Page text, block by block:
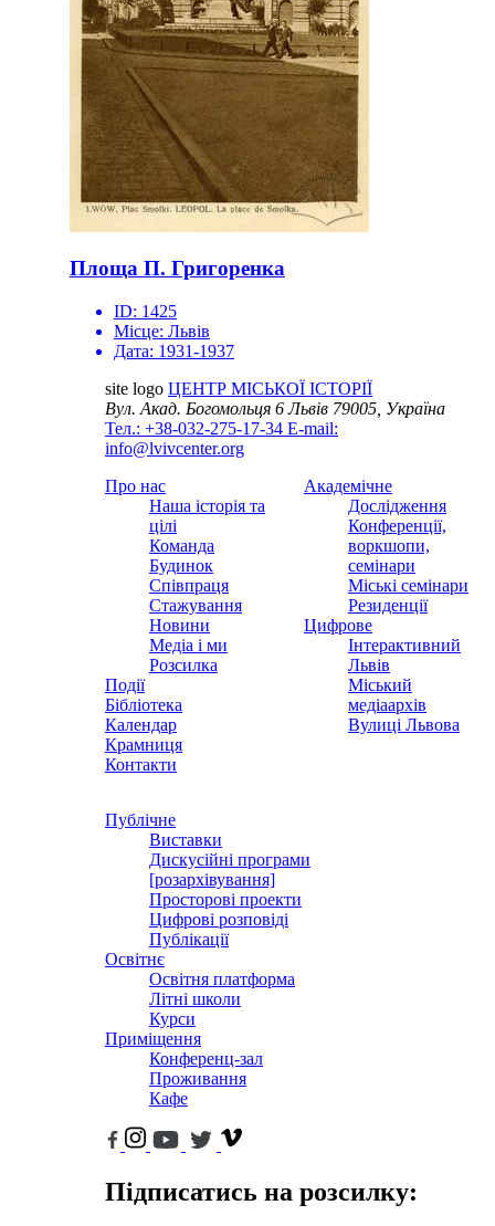
Площа П. Григоренка
ID: 1425
Місце: Львів
Дата: 1931-1937
site logo ЦЕНТР МІСЬКОЇ ІСТОРІЇ
Вул. Акад. Богомольця 6Львів 79005, Україна
Тел.: +38-032-275-17-34 E-mail:
info@lvivcenter.org
Про нас
Наша історія та
цілі
Команда
Будинок
Співпраця
Стажування
Новини
Медіа і ми
Розсилка
Події
Бібліотека
Календар
Крамниця
Контакти
Академічне
Дослідження
Конференції,
воркшопи,
семінари
Міські семінари
Резиденції
Цифрове
Інтерактивний
Львів
Міський
медіаархів
Вулиці Львова
Публічне
Виставки
Дискусійні програми
[розархівування]
Просторові проекти
Цифрові розповіді
Публікації
Освітнє
Освітня платформа
Літні школи
Курси
Приміщення
Конференц-зал
Проживання
Кафе
Підписатись на розсилку: